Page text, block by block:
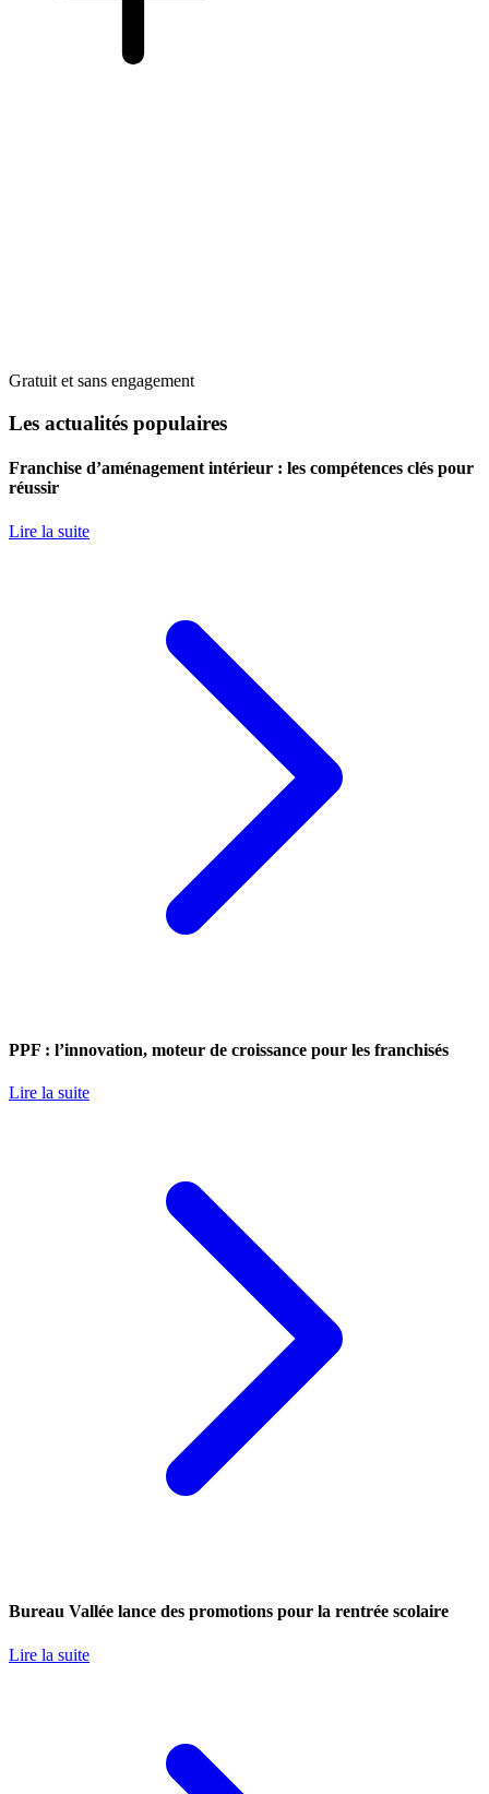
Gratuit et sans engagement
Les actualités populaires
Franchise d’aménagement intérieur : les compétences clés pour
réussir
Lire la suite
PPF : l’innovation, moteur de croissance pour les franchisés
Lire la suite
Bureau Vallée lance des promotions pour la rentrée scolaire
Lire la suite